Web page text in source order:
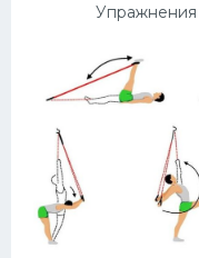
Упражнения